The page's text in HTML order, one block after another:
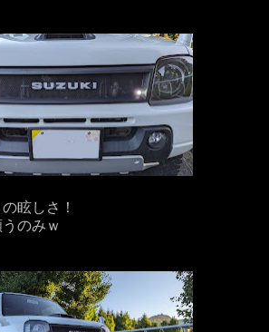
眩しさ！
のみｗ